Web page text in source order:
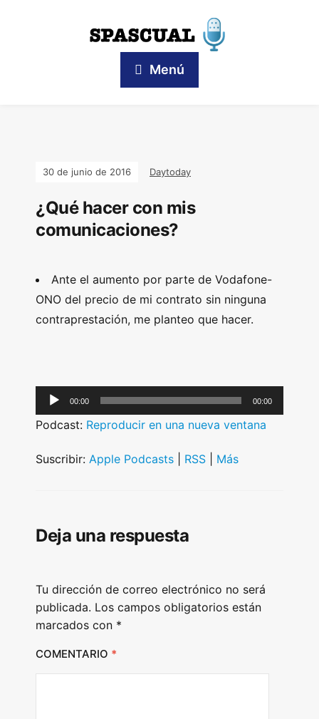
Menú
30 de junio de 2016 Daytoday
¿Qué hacer con mis
comunicaciones?
Ante el aumento por parte de Vodafone-
ONO del precio de mi contrato sin ninguna
contraprestación, me planteo que hacer.
u
i
a
r
00:00 00:00
Podcast: Reproducir en una nueva ventana
Suscribir: Apple Podcasts RSS Más
Deja una respuesta
Tu dirección de correo electrónico no será
publicada. Los campos obligatorios están
marcados con *
COMENTARIO *